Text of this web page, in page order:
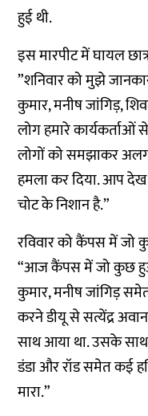
हुई थी.
इस मारपीट में घायल
”शनिवार को मुझे
कुमार, मनीष जांगिड़,
लोग हमारे कार्यकर्ताओं
लोगों को समझाकर
हमला कर दिया. आप
चोट के निशान है.”
रविवार को कैंपस में
“आज कैंपस में जो कुछ
कुमार, मनीष जांगिड़
करने डीयू से सत्येंद्र
साथ आया था. उसके
डंडा और रॉड समेत कई
मारा.”